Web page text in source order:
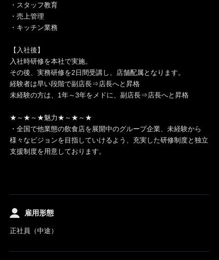
・スタッフ教育
・売上管理
・キッチン業務
【入社後】
入社時研修を本社で実施。
その後、実務研修を2日間受講し、店舗配属となります。
経験者は早い段階で副店長⇒店長へと昇格
未経験の方は、1年～3年をメドに、副店長⇒店長へと昇格
★～★～★魅力★～★～★
・全国で他業態の飲食店を展開中のグループ企業、未経験から
様々なビジョンを目指していけるよう、充実した研修制度と独立
支援制度を用意しております。
雇用形態
正社員（中途）